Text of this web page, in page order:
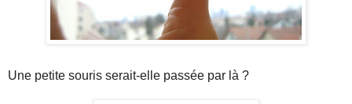
Une petite souris serait-elle passée par là ?